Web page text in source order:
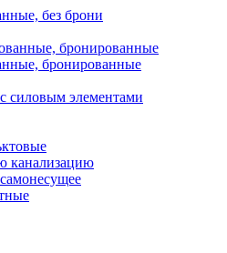
без брони
бронированные
бронированные
силовым элементами
канализацию